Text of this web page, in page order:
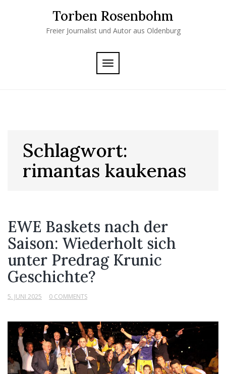
Torben Rosenbohm
Freier Journalist und Autor aus Oldenburg
TOGGLE
NAVIGATION
Schlagwort:
rimantas kaukenas
EWE Baskets nach der
Saison: Wiederholt sich
unter Predrag Krunic
Geschichte?
5. JUNI 2025 0 COMMENTS